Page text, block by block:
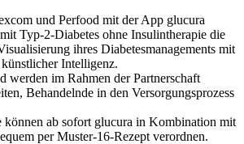
und Perfood mit der App glucura
Typ-2-Diabetes ohne Insulintherapie die
ihres Diabetesmanagements mit
Intelligenz.
werden im Rahmen der Partnerschaft
Behandelnde in den Versorgungsprozess
ab sofort glucura in Kombination mit
per Muster-16-Rezept verordnen.